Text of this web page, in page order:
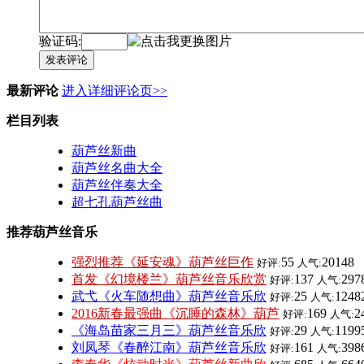
验证码:
发表评论
最新评论 进入详细评论页>>
栏目列表
葫芦丝新曲
葫芦丝名曲大全
葫芦丝伴奏大全
超七孔葫芦丝曲
推荐葫芦丝音乐
强烈推荐《延安魂》葫芦丝巨作 好评:55 人气:20148
首发《幻境楼兰》葫芦丝音乐欣赏 好评:137 人气:
武弋《火车随想曲》葫芦丝音乐欣 好评:25 人气:
2016新春最强曲《沉睡的森林》葫芦 好评:169 人气:
《海岛苗家三月三》葫芦丝音乐欣 好评:29 人气:
刘凤琴《春醉江南》葫芦丝音乐欣 好评:161 人气: